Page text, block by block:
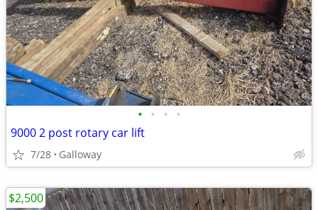
• • • •
9000 2 post rotary car lift
7/28 Galloway
$2,500